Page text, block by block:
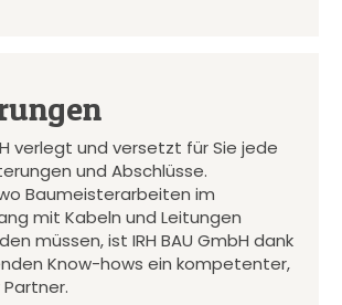
verlegt und versetzt für Sie jede
und Abschlüsse.
Baumeisterarbeiten im
mit Kabeln und Leitungen
müssen, ist IRH BAU GmbH dank
Know-hows ein kompetenter,